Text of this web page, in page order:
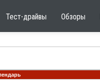
Тест-драйвы Обзоры